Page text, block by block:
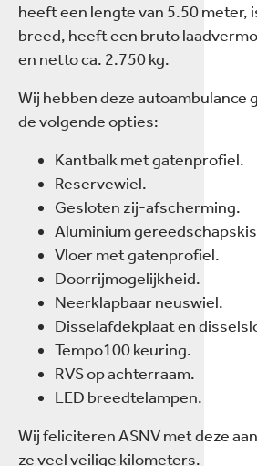
heeft een lengte van 5.50 meter,
breed, heeft een bruto
en netto ca. 2.750 kg.
Wij hebben deze autoambulance
de volgende opties:
Kantbalk met gatenprofiel.
Reservewiel.
Gesloten zij-afscherming.
Aluminium
Vloer met gatenprofiel.
Doorrijmogelijkheid.
Neerklapbaar neuswiel.
Disselafdekplaat en
Tempo100 keuring.
RVS op achterraam.
LED breedtelampen.
Wij feliciteren ASNV met deze
ze veel veilige kilometers.